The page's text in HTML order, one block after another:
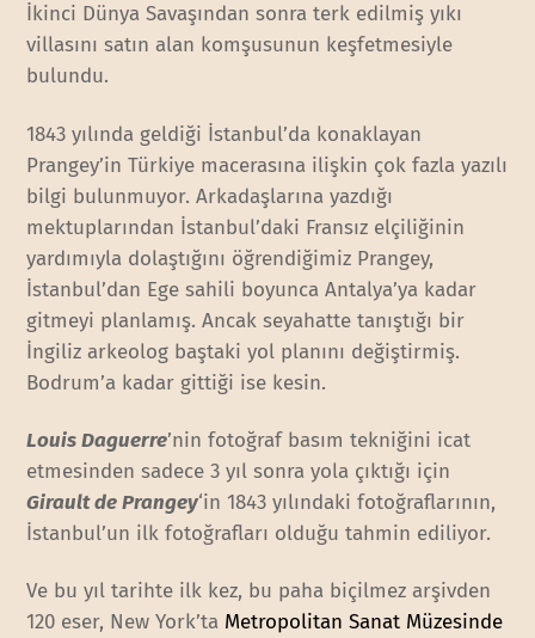
İkinci Dünya Savaşından sonra terk edilmiş yıkı
villasını satın alan komşusunun keşfetmesiyle
bulundu.
1843 yılında geldiği İstanbul’da konaklayan
Prangey’in Türkiye macerasına ilişkin çok fazla yazılı
bilgi bulunmuyor. Arkadaşlarına yazdığı
mektuplarından İstanbul’daki Fransız elçiliğinin
yardımıyla dolaştığını öğrendiğimiz Prangey,
İstanbul’dan Ege sahili boyunca Antalya’ya kadar
gitmeyi planlamış. Ancak seyahatte tanıştığı bir
İngiliz arkeolog baştaki yol planını değiştirmiş.
Bodrum’a kadar gittiği ise kesin.
Louis Daguerre’nin fotoğraf basım tekniğini icat
etmesinden sadece 3 yıl sonra yola çıktığı için
Girault de Prangey‘in 1843 yılındaki fotoğraflarının,
İstanbul’un ilk fotoğrafları olduğu tahmin ediliyor.
Ve bu yıl tarihte ilk kez, bu paha biçilmez arşivden
120 eser, New York’ta Metropolitan Sanat Müzesinde